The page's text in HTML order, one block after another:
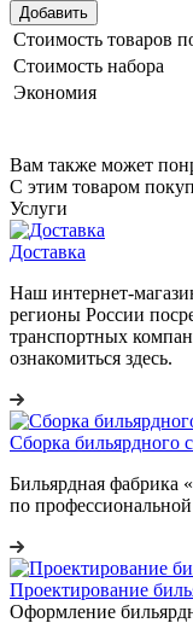
Добавить
Стоимость товаров
Стоимость набора
Экономия
Вам также может
С этим товаром
Услуги
Доставка
Наш интернет-
регионы России
транспортных
ознакомиться здесь.
Сборка бильярдного
Бильярдная фабрика
по
Проектирование
Оформление